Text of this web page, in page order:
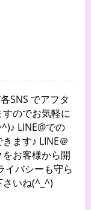
SNS でアフタ
のでお気軽に
LINE@での
ます♪ LINE＠
お客様から開
イバシーも守ら
いね(^_^)